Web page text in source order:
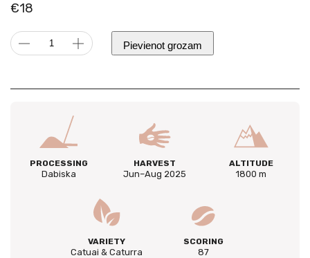
18
€
Peru
Hermanos
daudzums
Pievienot grozam
PROCESSING
Dabiska
HARVEST
Jun–Aug 2025
ALTITUDE
1800 m
VARIETY
Catuai & Caturra
SCORING
87